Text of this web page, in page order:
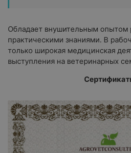
Обладает внушительным опытом
практическими знаниями. В
только широкая медицинская
выступления на ветеринарных